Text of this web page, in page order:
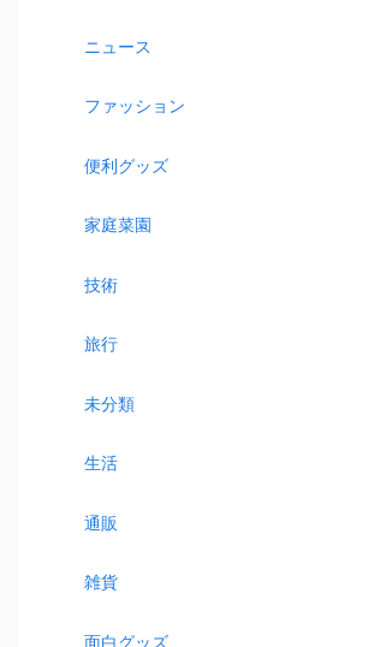
ニュース
ファッション
便利グッズ
家庭菜園
技術
旅行
未分類
生活
通販
雑貨
面白グッズ